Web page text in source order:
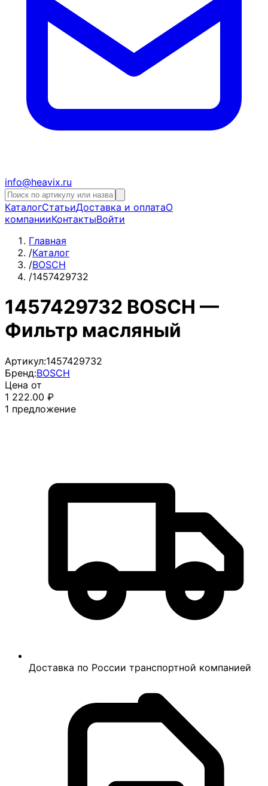
info@heavix.ru
КаталогСтатьиДоставка и оплатаО
компанииКонтактыВойти
Главная
/Каталог
/BOSCH
/1457429732
1457429732 BOSCH —
Фильтр масляный
Артикул:1457429732
Бренд:BOSCH
Цена от
1 222.00 ₽
1 предложение
Доставка по России транспортной компанией